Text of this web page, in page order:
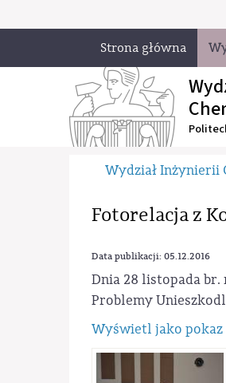
Strona główna
Wydział Inżynierii
Fotorelacja z
Data publikacji: 05.12.2016
Dnia 28 listopada br.
Problemy
Wyświetl jako